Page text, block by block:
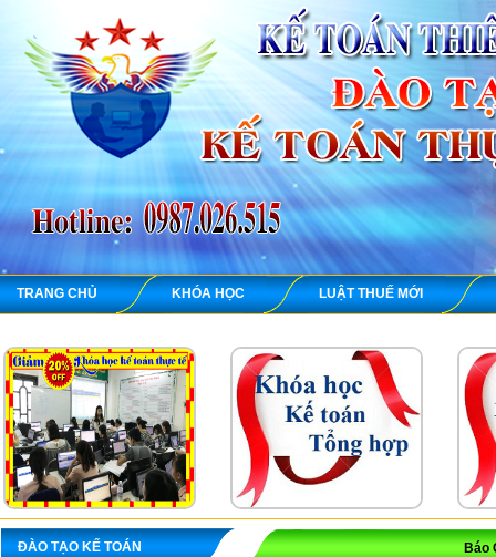
TRANG CHỦ KHÓA HỌC LUẬT THUẾ MỚI
ĐÀO TẠO KẾ TOÁN Báo